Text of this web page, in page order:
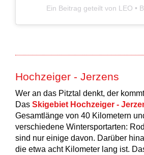
Ein Beitrag geteilt von LEO •
Hochzeiger - Jerzens
Wer an das Pitztal denkt, der
Das Skigebiet Hochzeiger -
Gesamtlänge von 40 Kilometern
verschiedene Wintersportarten:
sind nur einige davon. Darüber
die etwa acht Kilometer lang ist.